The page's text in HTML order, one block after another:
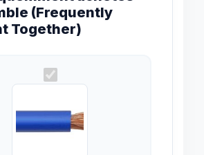
(Frequently
Together)